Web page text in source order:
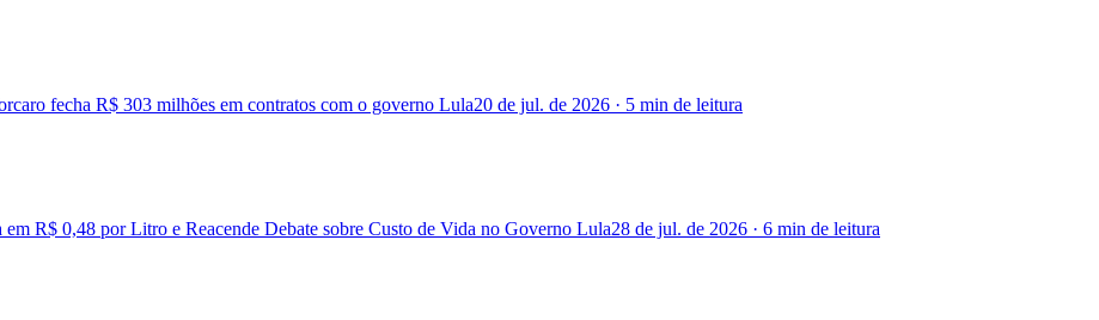
fecha R$ 303 milhões em contratos com o governo Lula20 de jul. de 2026 · 5 min de leitura
em R$ 0,48 por Litro e Reacende Debate sobre Custo de Vida no Governo Lula28 de jul. de 2026 · 6 min de leitura